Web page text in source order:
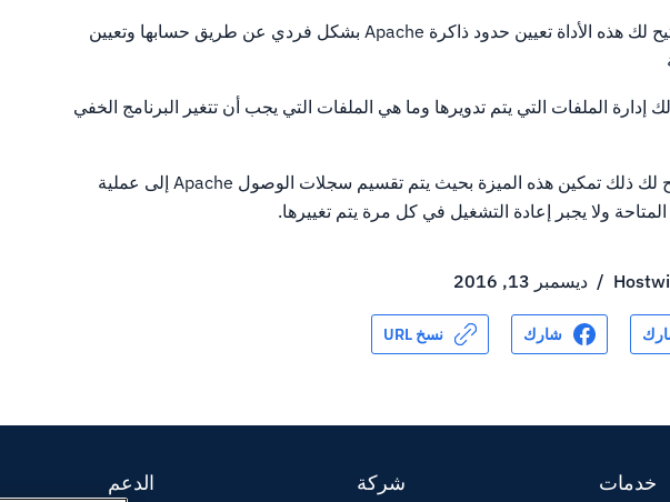
- تتيح لك هذه الأداة تعيين حدود ذاكرة Apache بشكل فردي عن طريق حسابها وتعيين
إدارة الملفات التي يتم تدويرها وما هي الملفات التي يجب أن تتغير البرنامج الخفي
- يتيح لك ذلك تمكين هذه الميزة بحيث يتم تقسيم سجلات الوصول Apache إلى عملية
ولا يجبر إعادة التشغيل في كل مرة يتم تغييرها.
/ديسمبر 13, 2016
شارك نسخ URL
خدمات شركة الدعم